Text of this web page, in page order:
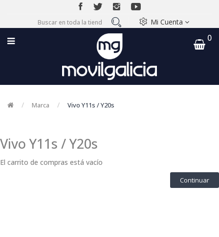
Mi Cuenta
0
Marca Vivo Y11s / Y20s
Vivo Y11s / Y20s
El carrito de compras está vacío
Continuar